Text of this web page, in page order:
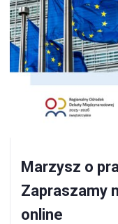
Marzysz o
Zapraszamy
online